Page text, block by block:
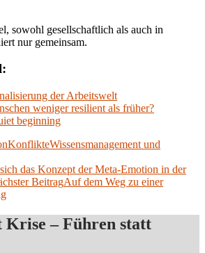
sowohl gesellschaftlich als auch in
nur gemeinsam.
der Arbeitswelt
weniger resilient als früher?
beginning
KonflikteWissensmanagement und
das Konzept der Meta-Emotion in der
BeitragAuf dem Weg zu einer
Krise – Führen statt